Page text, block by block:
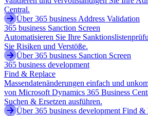
Central.
Über 365 business Address Validation
365 business Sanction Screen
Automatisieren Sie Ihre
Sie Risiken und Verstöße.
Über 365 business Sanction Screen
365 business development
Find & Replace
Massendatenänderungen einfach und
von Microsoft Dynamics 365 Business
Suchen & Ersetzen ausführen.
Über 365 business development Find &